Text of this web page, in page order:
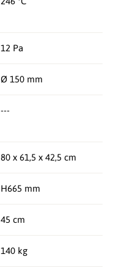
12 Pa
Ø 150 mm
---
80 x 61,5 x 42,5 cm
H665 mm
45 cm
140 kg